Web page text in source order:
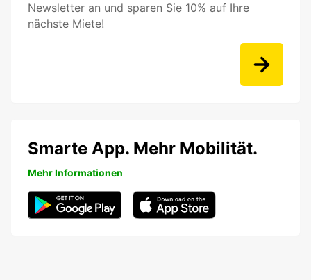
Newsletter an und sparen Sie 10% auf Ihre
nächste Miete!
Smarte App. Mehr Mobilität.
Mehr Informationen